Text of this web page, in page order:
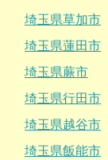
埼玉県草加市
埼玉県蓮田市
埼玉県蕨市
埼玉県行田市
埼玉県越谷市
埼玉県飯能市